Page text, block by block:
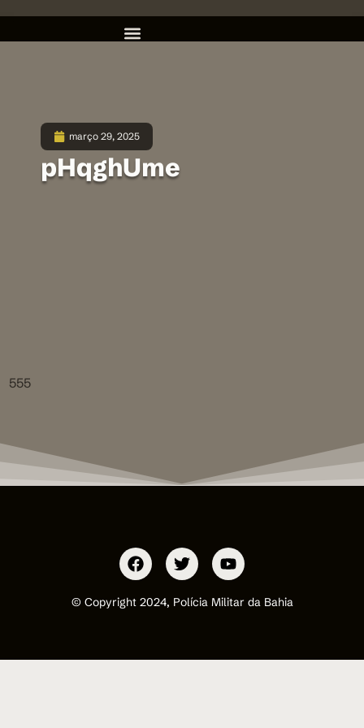
março 29, 2025
pHqghUme
555
© Copyright 2024, Polícia Militar da Bahia